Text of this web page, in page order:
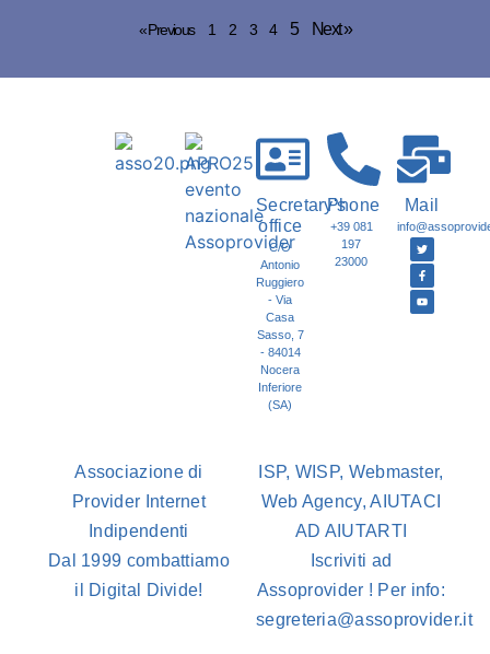
« Previous 1 2 3 4 5 Next »
Secretary's
office
C/O
Antonio
Ruggiero
- Via
Casa
Sasso, 7
- 84014
Nocera
Inferiore
(SA)
Phone
+39 081
197
23000
Mail
Associazione di
Provider Internet
Indipendenti
Dal 1999 combattiamo
il Digital Divide!
ISP, WISP, Webmaster,
Web Agency, AIUTACI
AD AIUTARTI
Iscriviti ad
Assoprovider ! Per info:
segreteria@assoprovider.it